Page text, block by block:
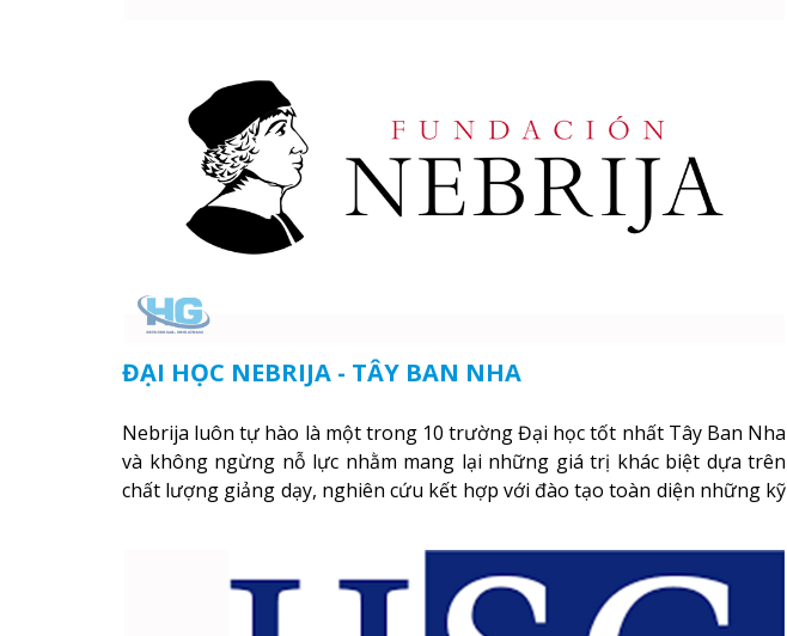
ĐẠI HỌC NEBRIJA - TÂY BAN NHA
Nebrija luôn tự hào là một trong 10 trường Đại học tốt nhất Tây Ban Nha
và không ngừng nỗ lực nhằm mang lại những giá trị khác biệt dựa trên
chất lượng giảng dạy, nghiên cứu kết hợp với đào tạo toàn diện những kỹ